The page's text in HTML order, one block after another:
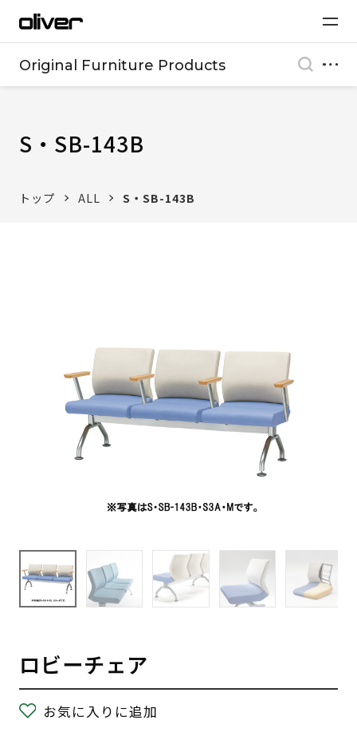
Original Furniture Products
S・SB-143B
トップ ALL S・SB-143B
ロビーチェア
お気に入りに追加